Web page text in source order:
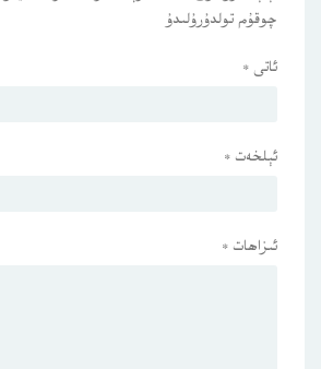
چوقۇم تولدۇرۇلىدۇ
ئاتى *
ئېلخەت *
ئىزاھات *